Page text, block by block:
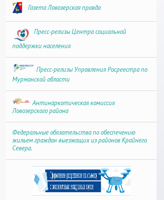
Газета Ловозерская правда
Пресс-релизы Центра социальной
поддержки населения
Пресс-релизы Управления Росреестра по
Мурманской области
Антинаркотическая комиссия
Ловозерского района
Федеральные обязательства по обеспечению
жильем граждан выезжащих из районов Крайнего
Севера.